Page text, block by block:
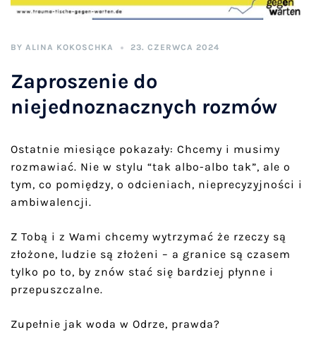
BY ALINA KOKOSCHKA 23. CZERWCA 2024
Zaproszenie do
niejednoznacznych rozmów
Ostatnie miesiące pokazały: Chcemy i musimy
rozmawiać. Nie w stylu “tak albo-albo tak”, ale o
tym, co pomiędzy, o odcieniach, nieprecyzyjności i
ambiwalencji.
Z Tobą i z Wami chcemy wytrzymać że rzeczy są
złożone, ludzie są złożeni – a granice są czasem
tylko po to, by znów stać się bardziej płynne i
przepuszczalne.
Zupełnie jak woda w Odrze, prawda?